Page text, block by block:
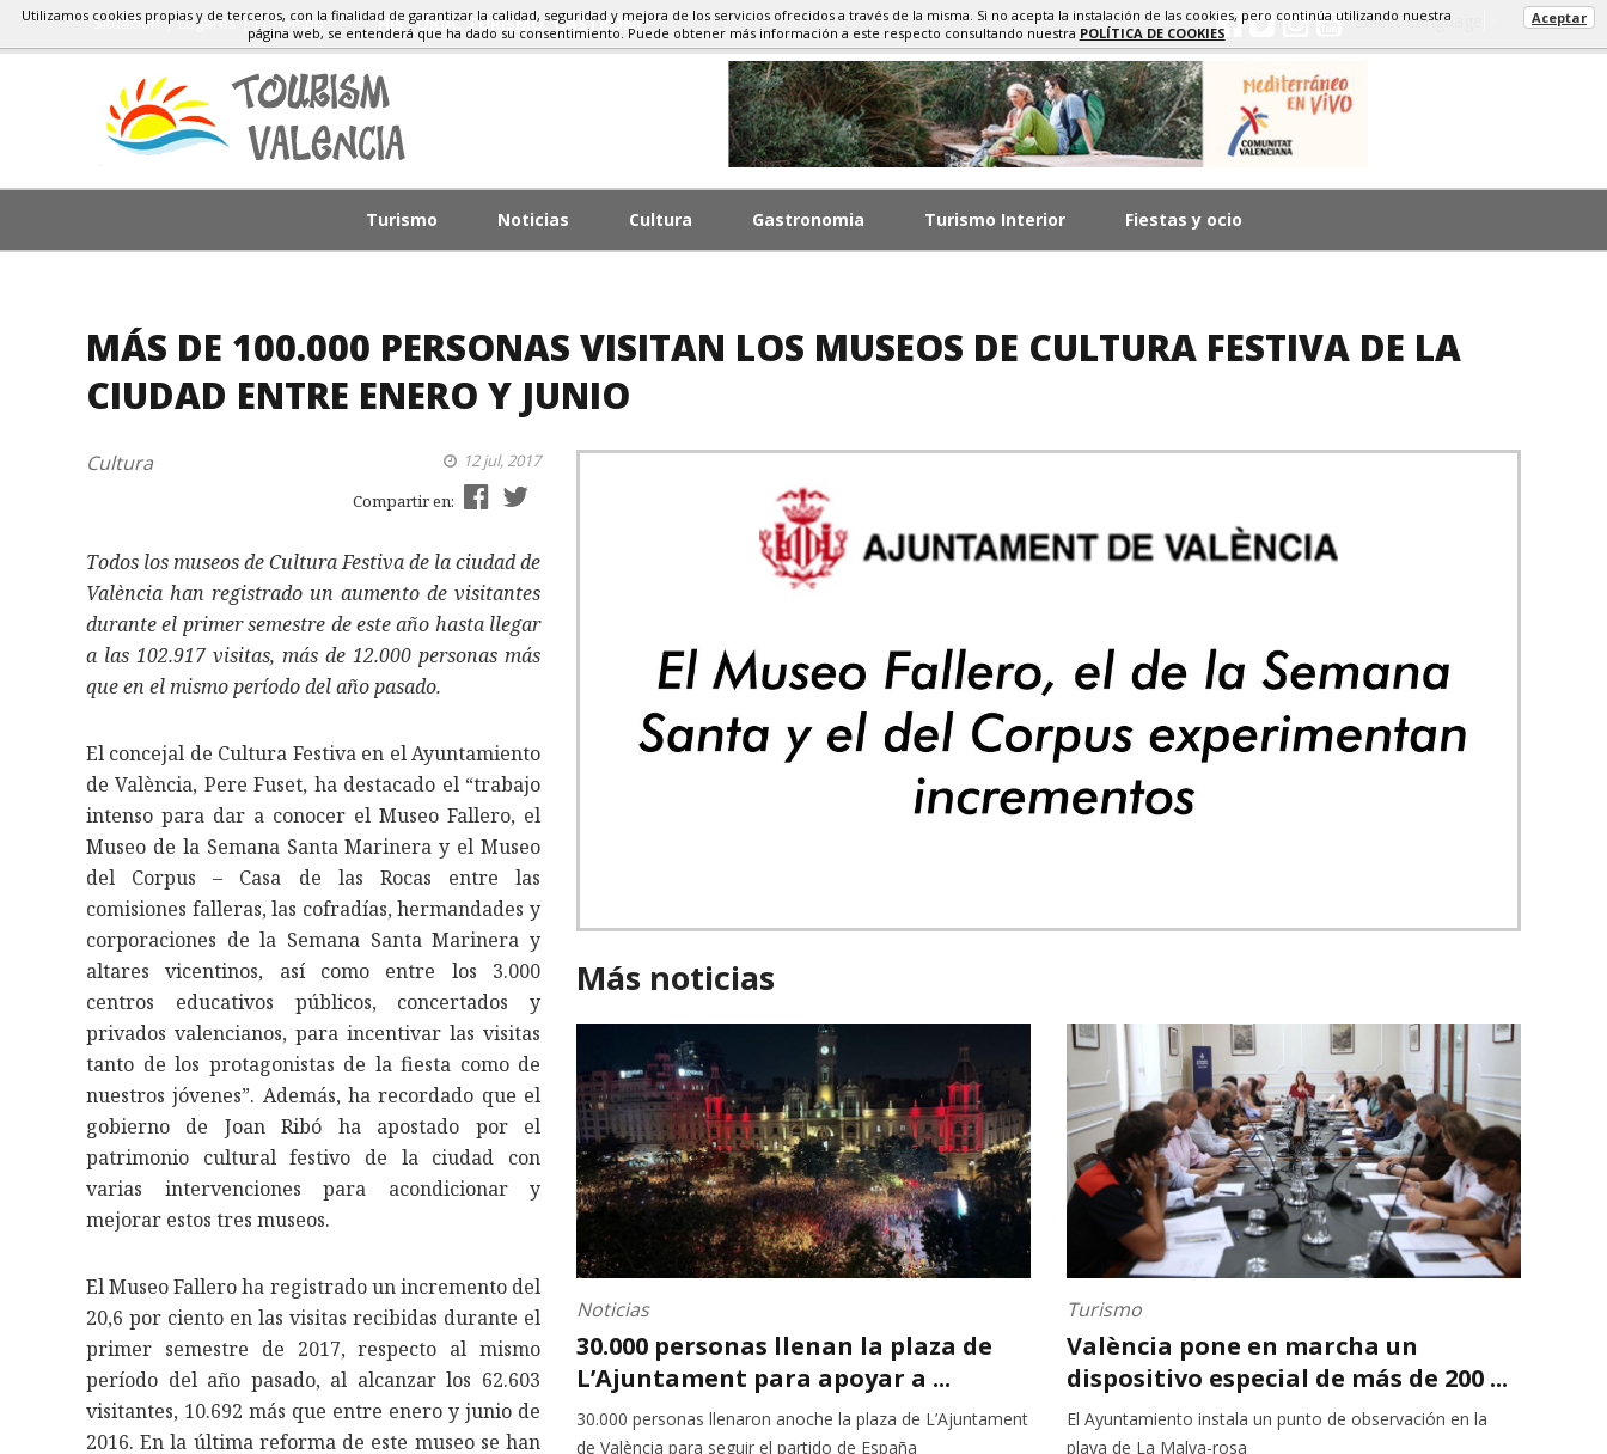
Situacion Lugares El Tiempo HISTORIA, TURISMO, GASTRONOMÍA Select Language
Turismo Noticias Cultura Gastronomia Turismo Interior Fiestas y ocio
MÁS DE 100.000 PERSONAS VISITAN LOS MUSEOS DE CULTURA FESTIVA DE LA
CIUDAD ENTRE ENERO Y JUNIO
Cultura
12 jul, 2017
Compartir en:
Todos los museos de Cultura Festiva de la ciudad de
València han registrado un aumento de visitantes
durante el primer semestre de este año hasta llegar
a las 102.917 visitas, más de 12.000 personas más
que en el mismo período del año pasado.
El concejal de Cultura Festiva en el Ayuntamiento
de València, Pere Fuset, ha destacado el “trabajo
intenso para dar a conocer el Museo Fallero, el
Museo de la Semana Santa Marinera y el Museo
del Corpus – Casa de las Rocas entre las
comisiones falleras, las cofradías, hermandades y
corporaciones de la Semana Santa Marinera y
altares vicentinos, así como entre los 3.000
centros educativos públicos, concertados y
privados valencianos, para incentivar las visitas
tanto de los protagonistas de la fiesta como de
nuestros jóvenes”. Además, ha recordado que el
gobierno de Joan Ribó ha apostado por el
patrimonio cultural festivo de la ciudad con
varias intervenciones para acondicionar y
mejorar estos tres museos.
El Museo Fallero ha registrado un incremento del
20,6 por ciento en las visitas recibidas durante el
primer semestre de 2017, respecto al mismo
período del año pasado, al alcanzar los 62.603
visitantes, 10.692 más que entre enero y junio de
2016. En la última reforma de este museo se han
Más noticias
Noticias
30.000 personas llenan la plaza de
L’Ajuntament para apoyar a ...
30.000 personas llenaron anoche la plaza de L’Ajuntament
de València para seguir el partido de España
Turismo
València pone en marcha un
dispositivo especial de más de 200 ...
El Ayuntamiento instala un punto de observación en la
playa de La Malva-rosa
Utilizamos cookies propias y de terceros, con la finalidad de garantizar la calidad, seguridad y mejora de los servicios ofrecidos a través de la misma. Si no acepta la instalación de las cookies, pero continúa utilizando nuestra
página web, se entenderá que ha dado su consentimiento. Puede obtener más información a este respecto consultando nuestra POLÍTICA DE COOKIES
Aceptar